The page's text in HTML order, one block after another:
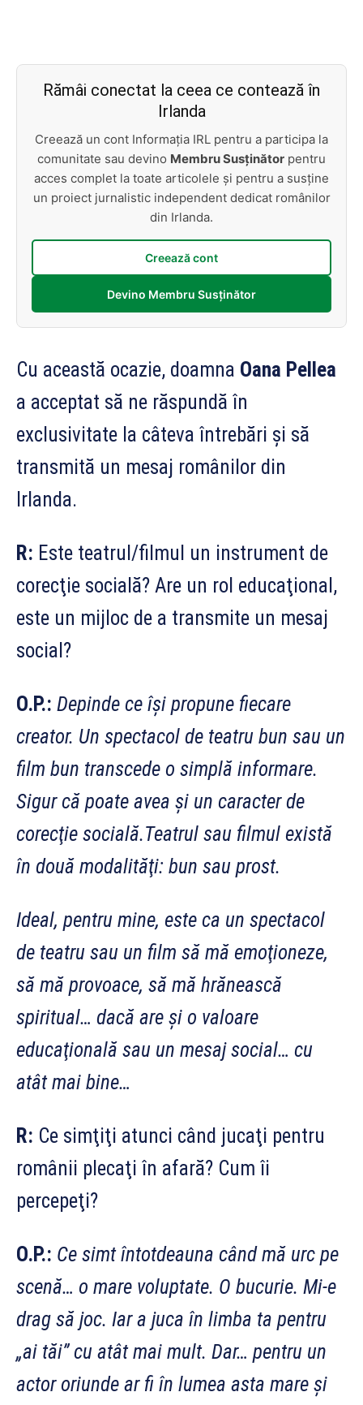
Rămâi conectat la ceea ce contează în
Irlanda
Creează un cont Informația IRL pentru a participa la
comunitate sau devino Membru Susținător pentru
acces complet la toate articolele și pentru a susține
un proiect jurnalistic independent dedicat românilor
din Irlanda.
Creează cont
Devino Membru Susținător
Cu această ocazie, doamna Oana Pellea
a acceptat să ne răspundă în
exclusivitate la câteva întrebări şi să
transmită un mesaj românilor din
Irlanda.
R: Este teatrul/filmul un instrument de
corecţie socială? Are un rol educaţional,
este un mijloc de a transmite un mesaj
social?
O.P.: Depinde ce îşi propune fiecare
creator. Un spectacol de teatru bun sau un
film bun transcede o simplă informare.
Sigur că poate avea şi un caracter de
corecţie socială.Teatrul sau filmul există
în două modalităţi: bun sau prost.
Ideal, pentru mine, este ca un spectacol
de teatru sau un film să mă emoţioneze,
să mă provoace, să mă hrănească
spiritual… dacă are şi o valoare
educaţională sau un mesaj social… cu
atât mai bine…
R: Ce simţiţi atunci când jucaţi pentru
românii plecaţi în afară? Cum îi
percepeţi?
O.P.: Ce simt întotdeauna când mă urc pe
scenă… o mare voluptate. O bucurie. Mi-e
drag să joc. Iar a juca în limba ta pentru
„ai tăi” cu atât mai mult. Dar… pentru un
actor oriunde ar fi în lumea asta mare şi